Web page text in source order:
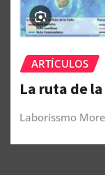
ARTÍCULOS
La ruta de
Laborissmo